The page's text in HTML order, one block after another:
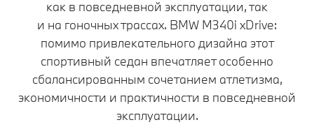
как в повседневной эксплуатации, так
и на гоночных трассах. BMW M340i xDrive:
помимо привлекательного дизайна этот
спортивный седан впечатляет особенно
сбалансированным сочетанием атлетизма,
экономичности и практичности в повседневной
эксплуатации.